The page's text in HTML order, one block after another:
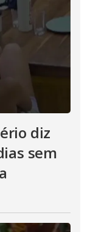
diz
sem